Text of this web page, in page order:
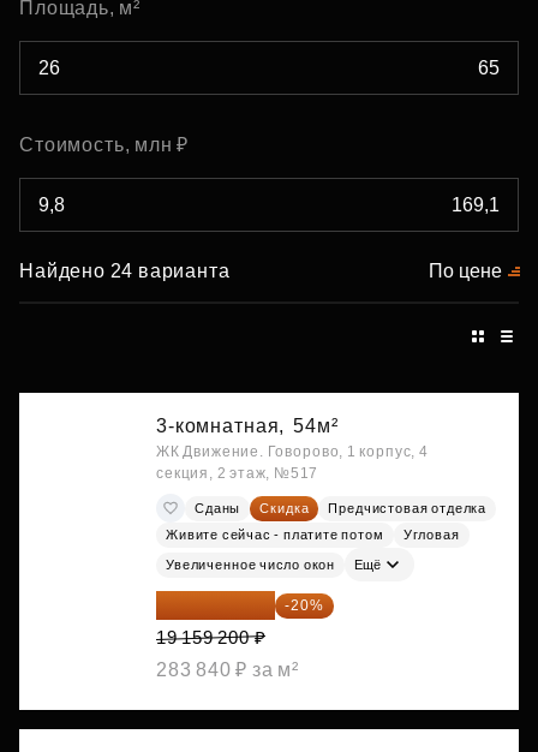
Площадь, м²
Стоимость, млн ₽
Найдено 24 варианта По цене
3-комнатная, 54м²
ЖК Движение. Говорово, 1 корпус, 4
секция, 2 этаж, №517
Сданы Скидка
Предчистовая отделка
Живите сейчас - платите потом
Угловая
Увеличенное число окон Ещё
15 327 360 ₽ -20%
19 159 200 ₽
283 840 ₽ за м²